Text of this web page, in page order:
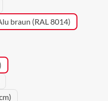
braun (RAL 8014)